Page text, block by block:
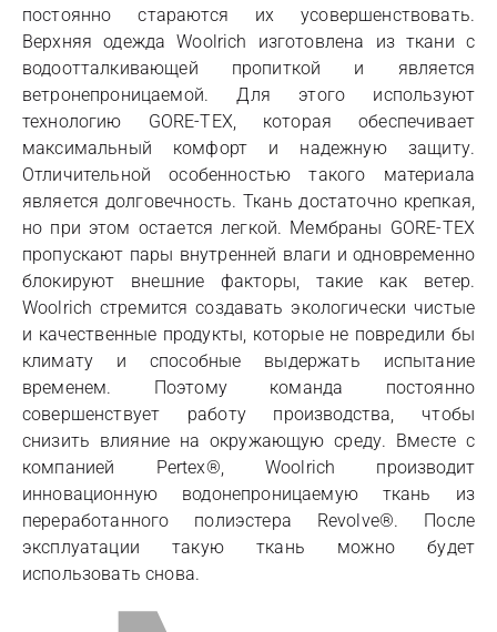
постоянно стараются их усовершенствовать.
Верхняя одежда Woolrich изготовлена из ткани с
водоотталкивающей пропиткой и является
ветронепроницаемой. Для этого используют
технологию GORE-TEX, которая обеспечивает
максимальный комфорт и надежную защиту.
Отличительной особенностью такого материала
является долговечность. Ткань достаточно крепкая,
но при этом остается легкой. Мембраны GORE-TEX
пропускают пары внутренней влаги и одновременно
блокируют внешние факторы, такие как ветер.
Woolrich стремится создавать экологически чистые
и качественные продукты, которые не повредили бы
климату и способные выдержать испытание
временем. Поэтому команда постоянно
совершенствует работу производства, чтобы
снизить влияние на окружающую среду. Вместе с
компанией Pertex®, Woolrich производит
инновационную водонепроницаемую ткань из
переработанного полиэстера Revolve®. После
эксплуатации такую ткань можно будет
использовать снова.